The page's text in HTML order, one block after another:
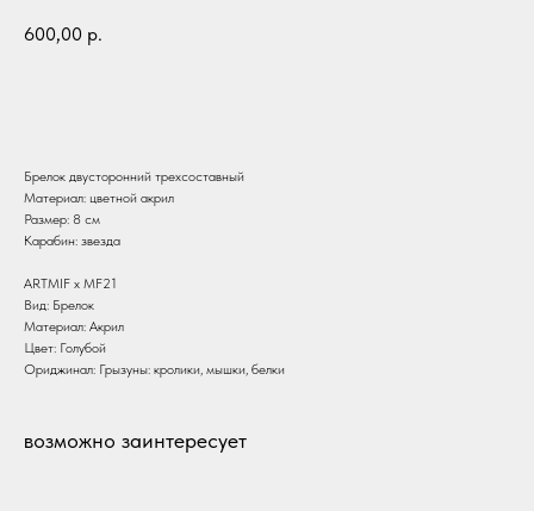
600,00 р.
Брелок двусторонний трехсоставный
Материал: цветной акрил
Размер: 8 см
Карабин: звезда
ARTMIF х MF21
Вид: Брелок
Материал: Акрил
Цвет: Голубой
Ориджинал: Грызуны: кролики, мышки, белки
возможно заинтересует